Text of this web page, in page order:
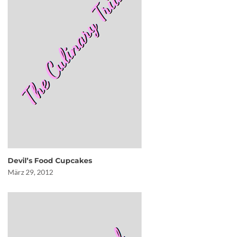
Devil’s Food Cupcakes
März 29, 2012